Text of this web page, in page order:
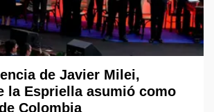
de Javier Milei,
la Espriella asumió como
Colombia